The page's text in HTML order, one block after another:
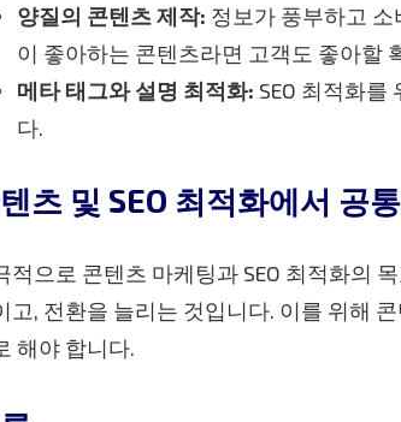
양질의 콘텐츠 제작: 정보가 풍부하고
이 좋아하는 콘텐츠라면 고객도 좋아할
메타 태그와 설명 최적화: SEO 최적화
다.
츠 및 SEO 최적화에서 공
적으로 콘텐츠 마케팅과 SEO 최적화의
고, 전환을 늘리는 것입니다. 이를 위해
해야 합니다.